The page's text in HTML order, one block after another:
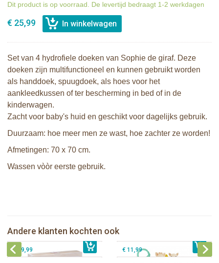
Dit product is op voorraad. De levertijd bedraagt 1-2 werkdagen
€ 25,99
Set van 4 hydrofiele doeken van Sophie de giraf. Deze
doeken zijn multifunctioneel en kunnen gebruikt worden
als handdoek, spuugdoek, als hoes voor het
aankleedkussen of ter bescherming in bed of in de
kinderwagen.
Zacht voor baby's huid en geschikt voor dagelijks gebruik.
Duurzaam: hoe meer men ze wast, hoe zachter ze worden!
Afmetingen: 70 x 70 cm.
Wassen vòòr eerste gebruik.
Andere klanten kochten ook
€ 35,99
Sophie de giraf activiteitenkubus
€ 29,99 € 11,99